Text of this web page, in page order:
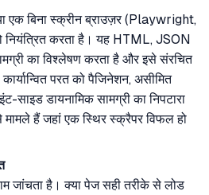
एक बिना स्क्रीन ब्राउज़र (Playwright,
करता है। यह HTML, JSON
का विश्लेषण करता है और इसे संरचित
परत को पैजिनेशन, असीमित
साइड डायनामिक सामग्री का निपटारा
हैं जहां एक स्थिर स्क्रैपर विफल हो
जांचता है। क्या पेज सही तरीके से लोड